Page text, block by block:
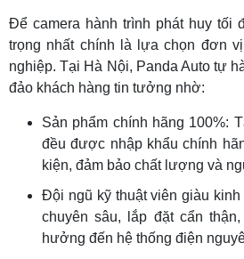
Để camera hành trình phát huy tối
trọng nhất chính là lựa chọn đơn
nghiệp. Tại Hà Nội, Panda Auto tự
đảo khách hàng tin tưởng nhờ:
Sản phẩm chính hãng 100%:
đều được nhập khẩu chính
kiện, đảm bảo chất lượng và
Đội ngũ kỹ thuật viên giàu
chuyên sâu, lắp đặt cẩn
hưởng đến hệ thống điện